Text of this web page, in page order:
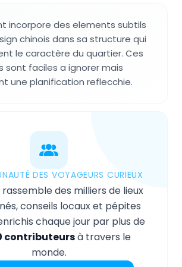
incorpore des elements subtils
chinois dans sa structure qui
le caractère du quartier. Ces
sont faciles a ignorer mais
une planification reflecchie.
DES VOYAGEURS CURIEUX
des milliers de lieux
conseils locaux et pépites
chaque jour par plus de
contributeursà travers le
monde.